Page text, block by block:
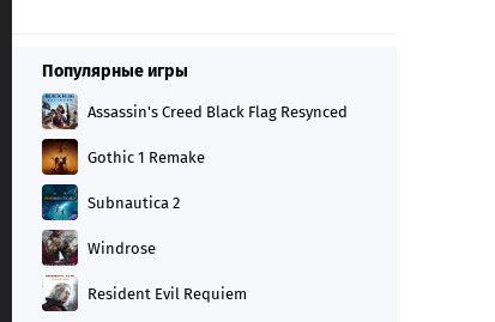
Популярные игры
Assassin's Creed Black Flag Resynced
Gothic 1 Remake
Subnautica 2
Windrose
Resident Evil Requiem